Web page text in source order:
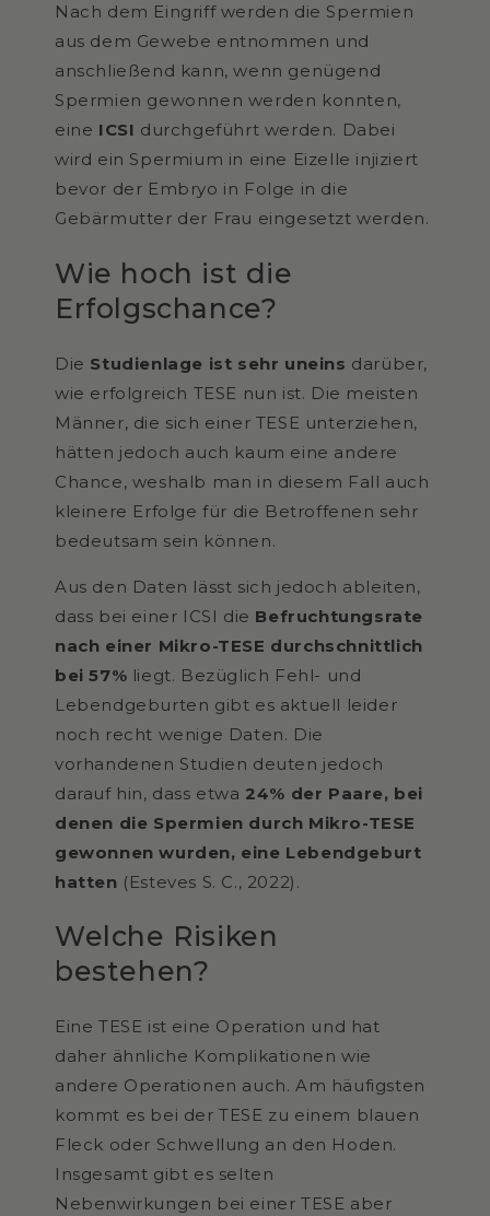
Nach dem Eingriff werden die Spermien
aus dem Gewebe entnommen und
anschließend kann, wenn genügend
Spermien gewonnen werden konnten,
eine ICSI durchgeführt werden. Dabei
wird ein Spermium in eine Eizelle injiziert
bevor der Embryo in Folge in die
Gebärmutter der Frau eingesetzt werden.
Wie hoch ist die
Erfolgschance?
Die Studienlage ist sehr uneins darüber,
wie erfolgreich TESE nun ist. Die meisten
Männer, die sich einer TESE unterziehen,
hätten jedoch auch kaum eine andere
Chance, weshalb man in diesem Fall auch
kleinere Erfolge für die Betroffenen sehr
bedeutsam sein können.
Aus den Daten lässt sich jedoch ableiten,
dass bei einer ICSI die Befruchtungsrate
nach einer Mikro-TESE durchschnittlich
bei 57% liegt. Bezüglich Fehl- und
Lebendgeburten gibt es aktuell leider
noch recht wenige Daten. Die
vorhandenen Studien deuten jedoch
darauf hin, dass etwa 24% der Paare, bei
denen die Spermien durch Mikro-TESE
gewonnen wurden, eine Lebendgeburt
hatten (Esteves S. C., 2022).
Welche Risiken
bestehen?
Eine TESE ist eine Operation und hat
daher ähnliche Komplikationen wie
andere Operationen auch. Am häufigsten
kommt es bei der TESE zu einem blauen
Fleck oder Schwellung an den Hoden.
Insgesamt gibt es selten
Nebenwirkungen bei einer TESE aber